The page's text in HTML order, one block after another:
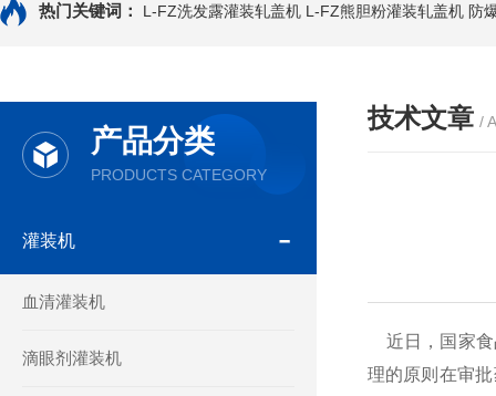
热门关键词： L-FZ洗发露灌装轧盖机 L-FZ熊胆粉灌装轧盖机 防
产品分类
PRODUCTS CATEGORY
灌装机
血清灌装机
滴眼剂灌装机
技术文章 /
近日，国家食
理的原则在审